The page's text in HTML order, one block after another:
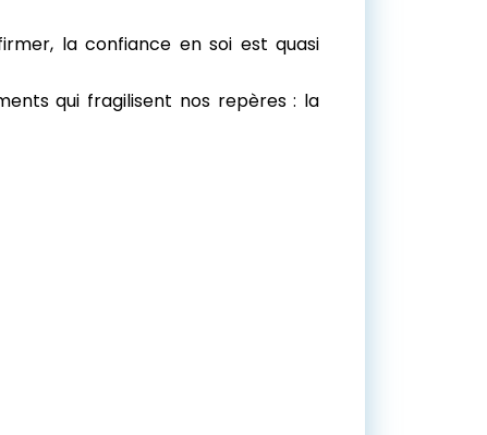
la confiance en soi est quasi
qui fragilisent nos repères : la